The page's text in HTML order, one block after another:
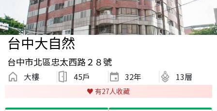
台中大自然
台中市北區忠太西路２８號
大樓 45戶 32年 13層
♥️ 有27人收藏